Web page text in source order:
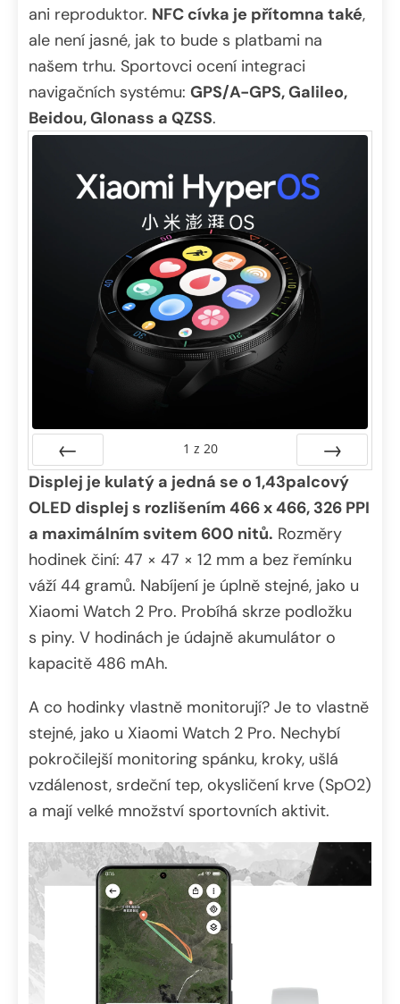
ani reproduktor. NFC cívka je přítomna také,
ale není jasné, jak to bude s platbami na
našem trhu. Sportovci ocení integraci
navigačních systému: GPS/A-GPS, Galileo,
Beidou, Glonass a QZSS.
Předchozí
1 z 20
Další
Displej je kulatý a jedná se o 1,43palcový
OLED displej s rozlišením 466 x 466, 326 PPI
a maximálním svitem 600 nitů. Rozměry
hodinek činí: 47 × 47 × 12 mm a bez řemínku
váží 44 gramů. Nabíjení je úplně stejné, jako u
Xiaomi Watch 2 Pro. Probíhá skrze podložku
s piny. V hodinách je údajně akumulátor o
kapacitě 486 mAh.
A co hodinky vlastně monitorují? Je to vlastně
stejné, jako u Xiaomi Watch 2 Pro. Nechybí
pokročilejší monitoring spánku, kroky, ušlá
vzdálenost, srdeční tep, okysličení krve (SpO2)
a mají velké množství sportovních aktivit.